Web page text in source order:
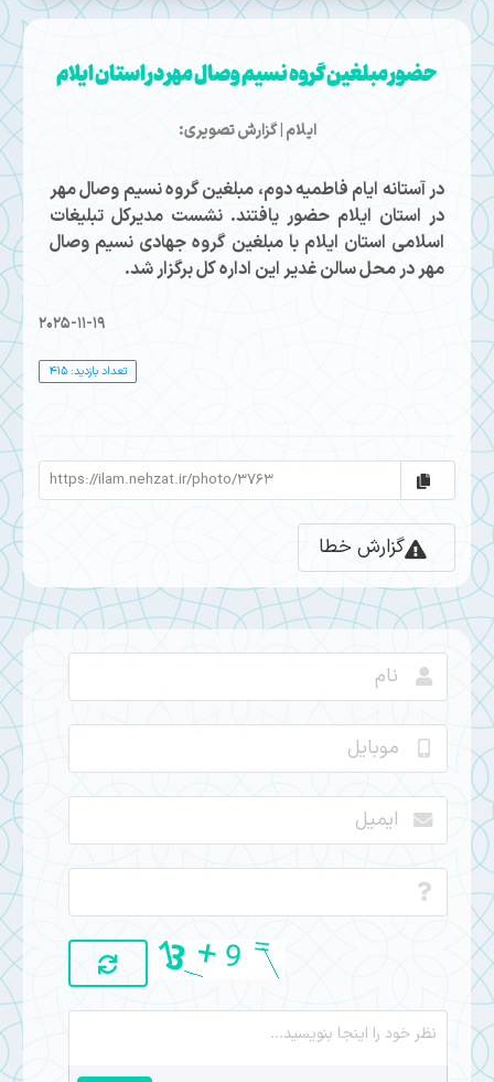
حضور مبلغین گروه نسیم وصال مهر در استان ایلام
ایلام | گزارش تصویری:
در آستانه ایام فاطمیه دوم، مبلغین گروه نسیم وصال مهر
در استان ایلام حضور یافتند. نشست مدیرکل تبلیغات
اسلامی استان ایلام با مبلغین گروه جهادی نسیم وصال
مهر در محل سالن غدیر این اداره کل برگزار شد.
2025-11-19
تعداد بازدید: 415
گزارش خطا